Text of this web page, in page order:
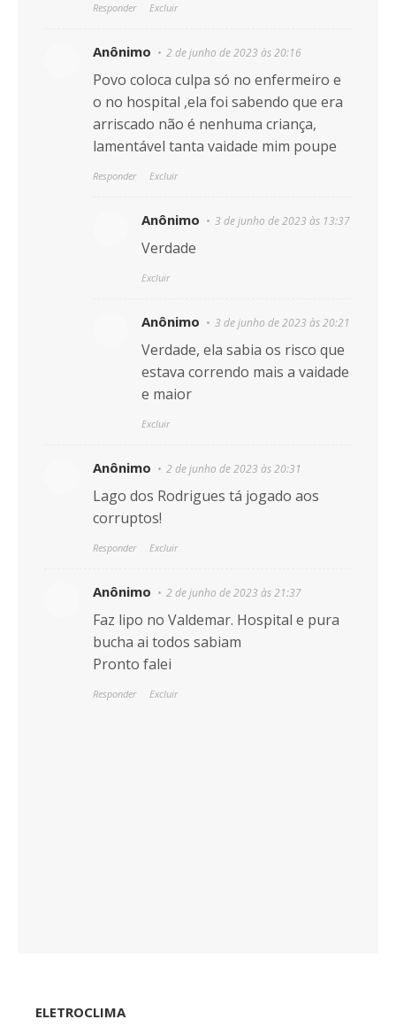
Responder Excluir
Anônimo 2 de junho de 2023 às 20:16
Povo coloca culpa só no enfermeiro e
o no hospital ,ela foi sabendo que era
arriscado não é nenhuma criança,
lamentável tanta vaidade mim poupe
Responder Excluir
Anônimo 3 de junho de 2023 às 13:37
Verdade
Excluir
Anônimo 3 de junho de 2023 às 20:21
Verdade, ela sabia os risco que
estava correndo mais a vaidade
e maior
Excluir
Anônimo 2 de junho de 2023 às 20:31
Lago dos Rodrigues tá jogado aos
corruptos!
Responder Excluir
Anônimo 2 de junho de 2023 às 21:37
Faz lipo no Valdemar. Hospital e pura
bucha ai todos sabiam
Pronto falei
Responder Excluir
ELETROCLIMA